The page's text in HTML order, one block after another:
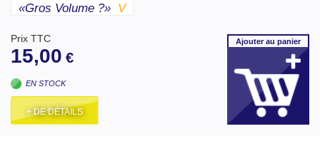
«gros Volume ?» V
Prix TTC
15,00 €
EN STOCK
+ DE DÉTAILS
Ajouterau panier